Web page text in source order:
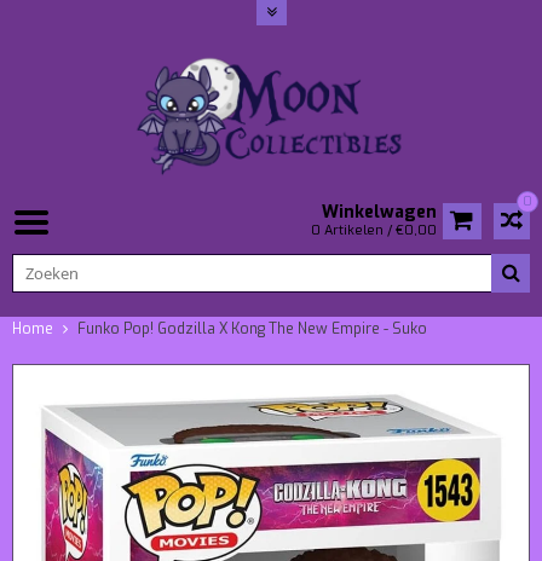
0
Winkelwagen
0 Artikelen / €0,00
Home Funko Pop! Godzilla X Kong The New Empire - Suko